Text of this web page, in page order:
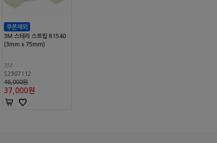
3M 스테리 스트립 R1540
(3mm x 75mm)
3M
S2307112
46,000원
37,000원